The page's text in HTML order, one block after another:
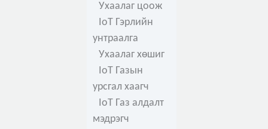
Ухаалаг цоож
IoT Гэрлийн
унтраалга
Ухаалаг хөшиг
IoT Газын
урсгал хаагч
IoT Газ алдалт
мэдрэгч